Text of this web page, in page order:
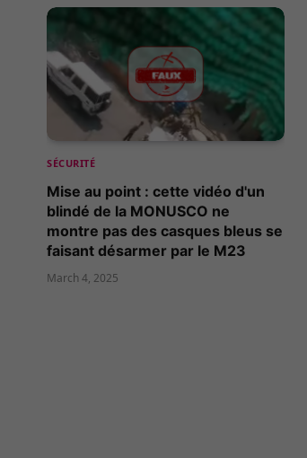
SÉCURITÉ
Mise au point : cette vidéo d'un
blindé de la MONUSCO ne
montre pas des casques bleus se
faisant désarmer par le M23
March 4, 2025